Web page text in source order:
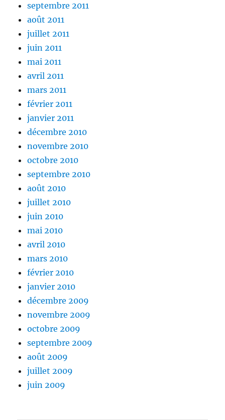
septembre 2011
août 2011
juillet 2011
juin 2011
mai 2011
avril 2011
mars 2011
février 2011
janvier 2011
décembre 2010
novembre 2010
octobre 2010
septembre 2010
août 2010
juillet 2010
juin 2010
mai 2010
avril 2010
mars 2010
février 2010
janvier 2010
décembre 2009
novembre 2009
octobre 2009
septembre 2009
août 2009
juillet 2009
juin 2009